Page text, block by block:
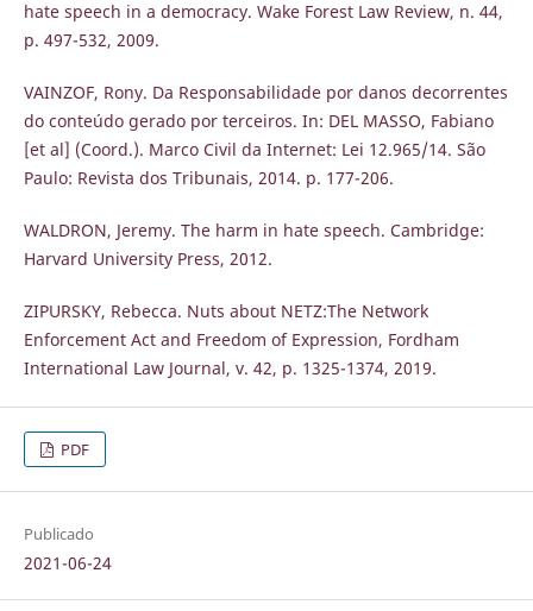
hate speech in a democracy. Wake Forest Law Review, n. 44,
p. 497-532, 2009.
VAINZOF, Rony. Da Responsabilidade por danos decorrentes
do conteúdo gerado por terceiros. In: DEL MASSO, Fabiano
[et al] (Coord.). Marco Civil da Internet: Lei 12.965/14. São
Paulo: Revista dos Tribunais, 2014. p. 177-206.
WALDRON, Jeremy. The harm in hate speech. Cambridge:
Harvard University Press, 2012.
ZIPURSKY, Rebecca. Nuts about NETZ:The Network
Enforcement Act and Freedom of Expression, Fordham
International Law Journal, v. 42, p. 1325-1374, 2019.
PDF
Publicado
2021-06-24